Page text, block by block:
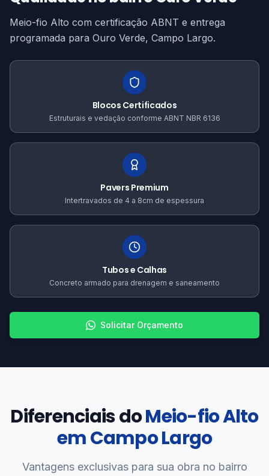
Meio-fio Alto com certificação ABNT e entrega
programada para Ouro Verde, Campo Largo.
Blocos Certificados
Estruturais e vedação conforme ABNT NBR 6136
Pavers Premium
Intertravados de 4 a 8cm de espessura
Tubos e Calhas
Concreto armado para drenagem e saneamento
Solicitar Orçamento
Diferenciais doMeio-fio Alto
em Campo Largo
Vantagens exclusivas para sua obra no bairro